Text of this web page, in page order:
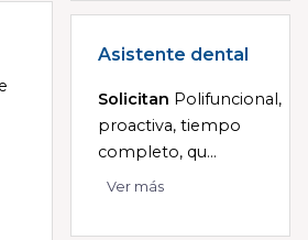
Asistente dental
Solicitan Polifuncional,
proactiva, tiempo
completo, qu...
Ver más